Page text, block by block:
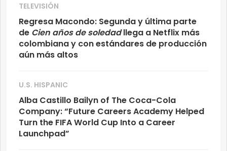
TELEVISIÓN
Regresa Macondo: Segunda y última parte
de Cien años de soledadllega a Netflix más
colombiana y con estándares de producción
aún más altos
U.S. HISPANIC
Alba Castillo Bailyn of The Coca-Cola
Company: “Future Careers Academy Helped
Turn the FIFA World Cup Into a Career
Launchpad”